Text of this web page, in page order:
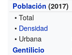
Población (2017)
• Total
• Densidad
• Urbana
Gentilicio